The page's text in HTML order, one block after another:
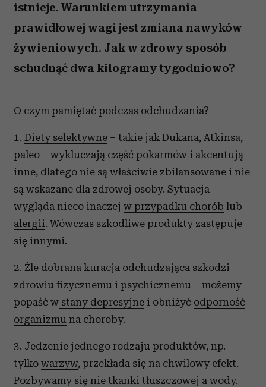
istnieje. Warunkiem utrzymania
prawidłowej wagi jest zmiana nawyków
żywieniowych. Jak w zdrowy sposób
schudnąć dwa kilogramy tygodniowo?
O czym pamiętać podczas odchudzania?
1. Diety selektywne – takie jak Dukana, Atkinsa,
paleo – wykluczają część pokarmów i akcentują
inne, dlatego nie są właściwie zbilansowane i nie
są wskazane dla zdrowej osoby. Sytuacja
wygląda nieco inaczej w przypadku chorób lub
alergii. Wówczas szkodliwe produkty zastępuje
się innymi.
2. Źle dobrana kuracja odchudzająca szkodzi
zdrowiu fizycznemu i psychicznemu – możemy
popaść w stany depresyjne i obniżyć odporność
organizmu na choroby.
3. Jedzenie jednego rodzaju produktów, np.
tylko warzyw, przekłada się na chwilowy efekt.
Pozbywamy się nie tkanki tłuszczowej a wody.